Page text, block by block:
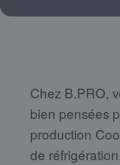
Chez B.PRO,
bien pensées
production
de